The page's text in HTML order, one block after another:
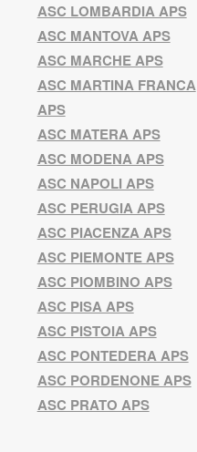
ASC LOMBARDIA APS
ASC MANTOVA APS
ASC MARCHE APS
ASC MARTINA FRANCA
APS
ASC MATERA APS
ASC MODENA APS
ASC NAPOLI APS
ASC PERUGIA APS
ASC PIACENZA APS
ASC PIEMONTE APS
ASC PIOMBINO APS
ASC PISA APS
ASC PISTOIA APS
ASC PONTEDERA APS
ASC PORDENONE APS
ASC PRATO APS